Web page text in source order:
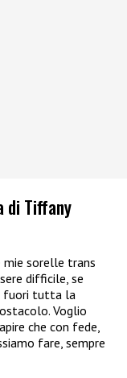
di Tiffany
sorelle trans
difficile, se
fuori tutta la
Voglio
che con fede,
fare, sempre